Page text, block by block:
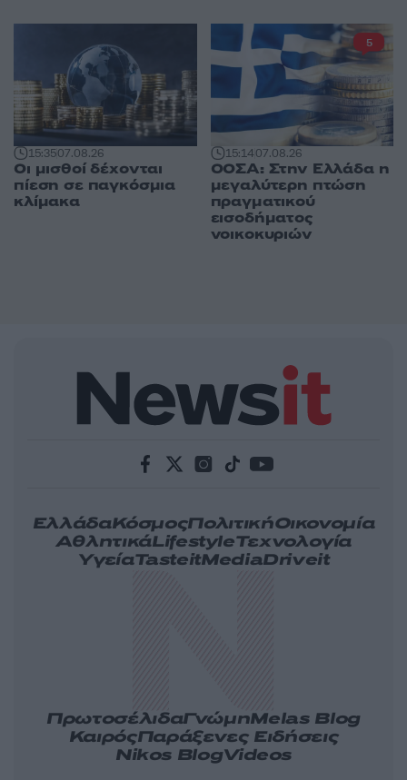
15:3507.08.26
Οι μισθοί δέχονται
πίεση σε παγκόσμια
κλίμακα
15:1407.08.26
ΟΟΣΑ: Στην Ελλάδα η
μεγαλύτερη πτώση
πραγματικού
εισοδήματος
νοικοκυριών
5
ΕλλάδαΚόσμοςΠολιτικήΟικονομία
ΑθλητικάLifestyleΤεχνολογία
ΥγείαTasteitMediaDriveit
ΠρωτοσέλιδαΓνώμηMelas Blog
ΚαιρόςΠαράξενες Ειδήσεις
Nikos BlogVideos